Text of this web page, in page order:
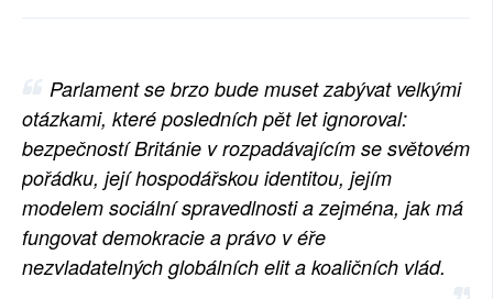
RUBRIKY
PLNÁ VERZE STRÁNEK
Parlament se brzo bude muset zabývat velkými
otázkami, které posledních pět let ignoroval:
bezpečností Británie v rozpadávajícím se světovém
pořádku, její hospodářskou identitou, jejím
modelem sociální spravedlnosti a zejména, jak má
fungovat demokracie a právo v éře
nezvladatelných globálních elit a koaličních vlád.